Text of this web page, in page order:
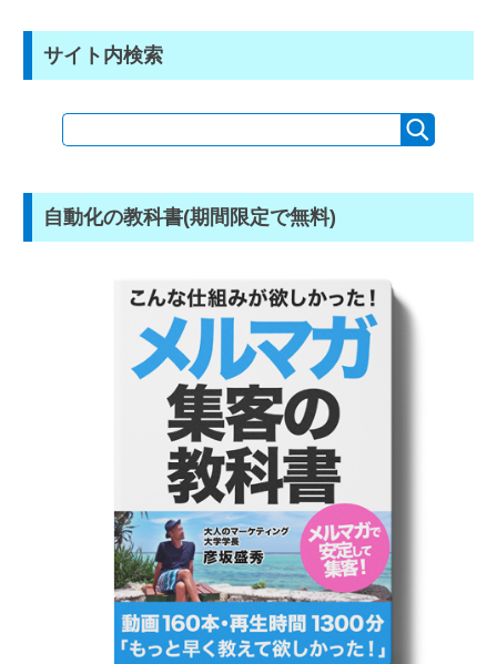
サイト内検索
自動化の教科書(期間限定で無料)